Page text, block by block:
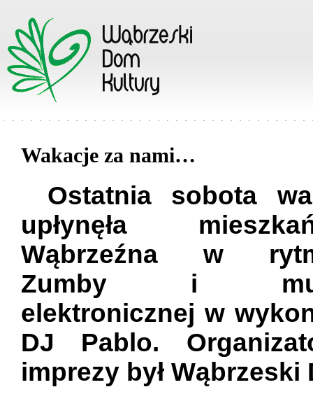
Wakacje za nami…
Ostatnia sobota
upłynęła
Wąbrzeźna w
Zumby i
elektronicznej w
DJ Pablo.
imprezy był Wąbrzeski